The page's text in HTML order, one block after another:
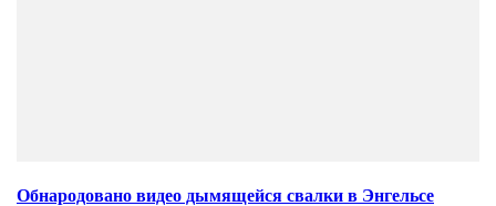
Обнародовано видео дымящейся свалки в Энгельсе